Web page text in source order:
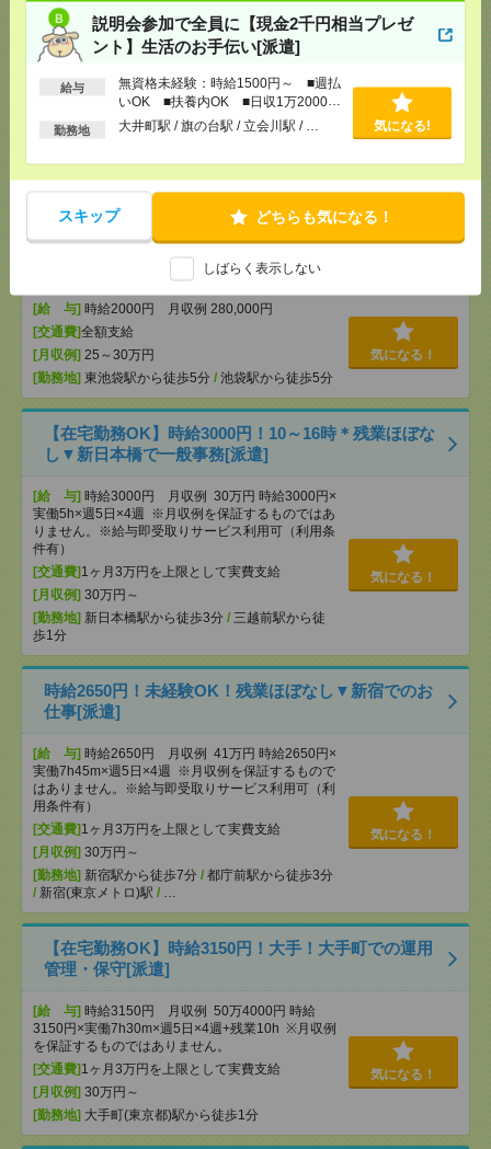
説明会参加で全員に【現金2千円相当プレゼ
ント】生活のお手伝い[派遣]
給与
無資格未経験：時給1500円～ ■週払
いOK ■扶養内OK ■日収1万2000円
以上
勤務地 大井町駅 / 旗の台駅 / 立会川駅 / … 気になる!
スキップ どちらも気になる！
しばらく表示しない
[勤務地]
説明会参加で全員に【現金2千円相当プレゼント】生
活のお手伝い[派遣]
[給 与]無資格未経験：時給1500円～ ■週払い
[交通費]交通費全額支給
旗の台駅/立会川駅/…
【在宅あり】2000円！事務のお仕事！英語読み書
[給 与] 時給2000円 月収例 280,000円
[交通費]全額支給
[月収例] 25～30万円
[勤務地] 東池袋駅から徒歩5分 / 池袋駅から徒歩5分
気になる！
【在宅勤務OK】時給3000円！10～16時＊残業ほぼな
し▼新日本橋で一般事務[派遣]
[給 与] 時給3000円 月収例 30万円 時給3000円×
実働5h×週5日×4週 ※月収例を保証するものではあ
りません。※給与即受取りサービス利用可（利用条
件有）
[交通費] 1ヶ月3万円を上限として実費支給
[月収例] 30万円～
[勤務地] 新日本橋駅から徒歩3分 / 三越前駅から徒
歩1分
気になる！
時給2650円！未経験OK！残業ほぼなし▼新宿でのお
仕事[派遣]
[給 与] 時給2650円 月収例 41万円 時給2650円×
実働7h45m×週5日×4週 ※月収例を保証するもので
はありません。※給与即受取りサービス利用可（利
用条件有）
[交通費] 1ヶ月3万円を上限として実費支給
[月収例] 30万円～
[勤務地] 新宿駅から徒歩7分 / 都庁前駅から徒歩3分
/ 新宿(東京メトロ)駅 / …
気になる！
【在宅勤務OK】時給3150円！大手！大手町での運用
管理・保守[派遣]
[給 与] 時給3150円 月収例 50万4000円 時給
3150円×実働7h30m×週5日×4週+残業10h ※月収例
を保証するものではありません。
[交通費] 1ヶ月3万円を上限として実費支給
[月収例] 30万円～
[勤務地] 大手町(東京都)駅から徒歩1分
気になる！